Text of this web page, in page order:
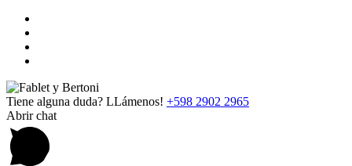
Tiene alguna duda? LLámenos! +598 2902 2965
Abrir chat